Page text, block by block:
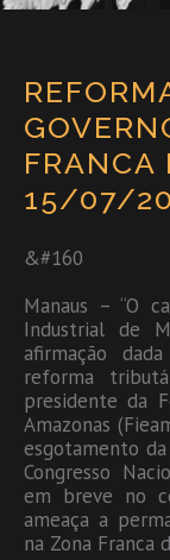
FRANCA
15/07/
&#160
Manaus – “O
Industrial de
afirmação
reforma
presidente da
Amazonas
esgotamento
Congresso
em breve no
ameaça a
na Zona Franca